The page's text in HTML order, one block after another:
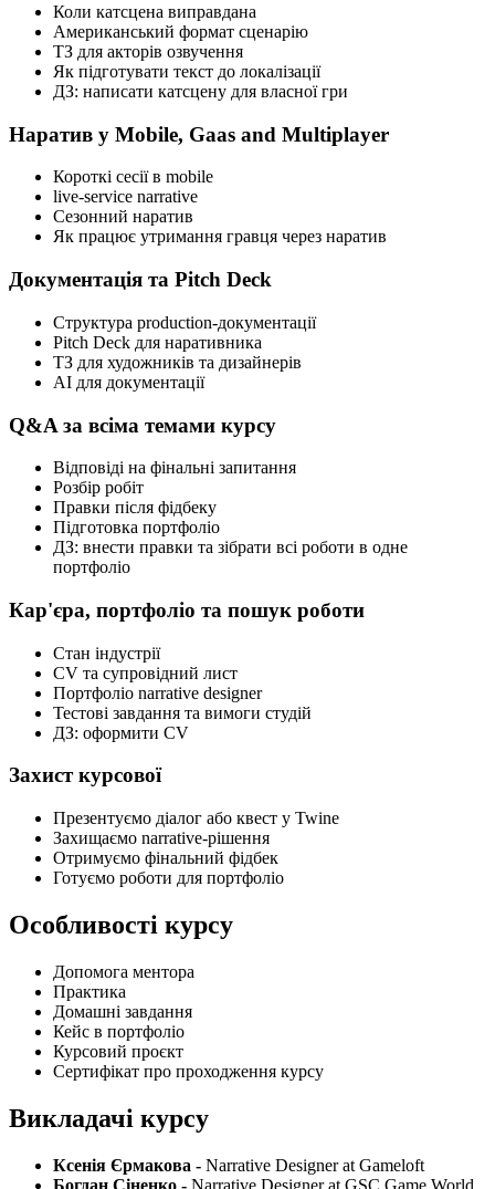
Коли катсцена виправдана
Американський формат сценарію
ТЗ для акторів озвучення
Як підготувати текст до локалізації
ДЗ: написати катсцену для власної гри
Наратив у Mobile, Gaas and Multiplayer
Короткі сесії в mobile
live-service narrative
Сезонний наратив
Як працює утримання гравця через наратив
Документація та Pitch Deck
Структура production-документації
Pitch Deck для наративника
ТЗ для художників та дизайнерів
AI для документації
Q&A за всіма темами курсу
Відповіді на фінальні запитання
Розбір робіт
Правки після фідбеку
Підготовка портфоліо
ДЗ: внести правки та зібрати всі роботи в одне
портфоліо
Кар'єра, портфоліо та пошук роботи
Стан індустрії
CV та супровідний лист
Портфоліо narrative designer
Тестові завдання та вимоги студій
ДЗ: оформити CV
Захист курсової
Презентуємо діалог або квест у Twine
Захищаємо narrative-рішення
Отримуємо фінальний фідбек
Готуємо роботи для портфоліо
Особливості курсу
Допомога ментора
Практика
Домашні завдання
Кейс в портфоліо
Курсовий проєкт
Сертифікат про проходження курсу
Викладачі курсу
Ксенія Єрмакова - Narrative Designer at Gameloft
Богдан Сіненко - Narrative Designer at GSC Game World